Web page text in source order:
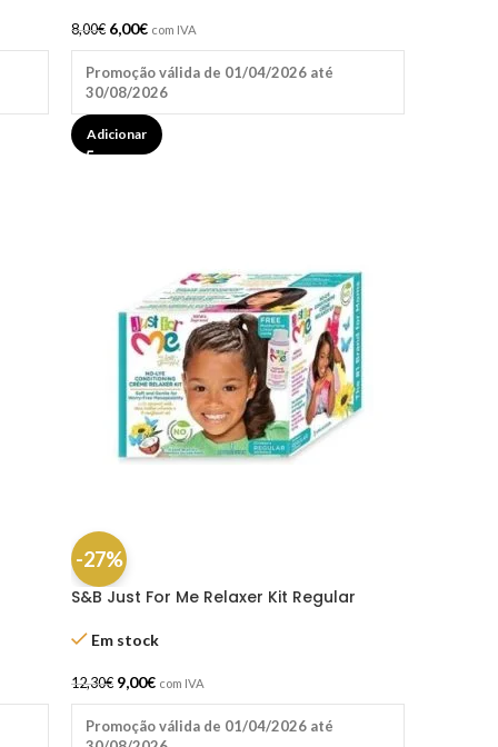
8,00€ 6,00€ com IVA
Promoção válida de 01/04/2026 até
30/08/2026
Adicionar
-27%
S&B Just For Me Relaxer Kit Regular
Em stock
12,30€ 9,00€ com IVA
Promoção válida de 01/04/2026 até